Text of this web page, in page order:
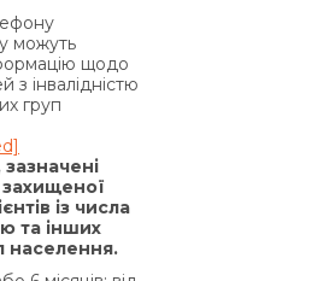
угоди до Договору
комісії за видачу у Кредит
коштів) та/або суми
цим Договором терміни,
частини 2 статті 625
України Кредитодавець
а Позичальник
Кредитодавцю суму
3700 (три тисячі
від простроченої суми
можуть
щодо
з інвалідністю
груп
зазначені
із числа
та інших
населення.